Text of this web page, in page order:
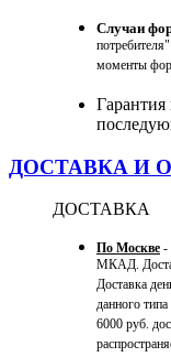
Случаи
моменты
Гарантия
ДОСТАВКА И
ДОСТАВКА
По Москве -
МКАД.
Доставка
данного
6000 руб.